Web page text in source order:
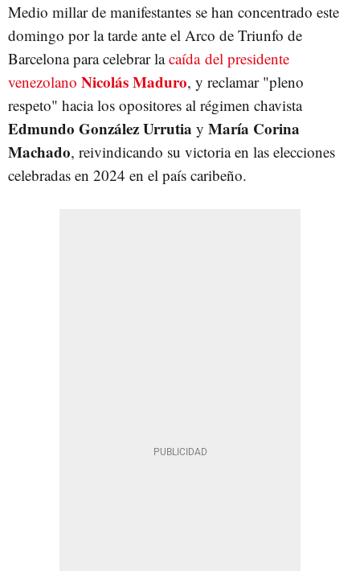
Medio millar de manifestantes se han concentrado este
domingo por la tarde ante el Arco de Triunfo de
Barcelona para celebrar lacaídadel presidente
venezolano Nicolás Maduro, y reclamar "pleno
respeto" hacia los opositores al régimen chavista
Edmundo González Urrutia y María Corina
Machado, reivindicando su victoria en las elecciones
celebradas en 2024 en el país caribeño.